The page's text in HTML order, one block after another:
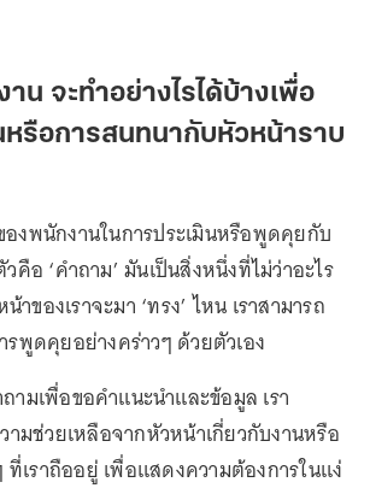
าน จะทำอย่างไรได้บ้างเพื่อ
หรือการสนทนากับหัวหน้าราบ
งพนักงานในการประเมินหรือพูดคุยกับ
อ ‘คำถาม’ มันเป็นสิ่งหนึ่งที่ไม่ว่าอะไร
าของเราจะมา ‘ทรง’ ไหน เราสามารถ
พูดคุยอย่างคร่าวๆ ด้วยตัวเอง
ามเพื่อขอคำแนะนำและข้อมูล เรา
ามช่วยเหลือจากหัวหน้าเกี่ยวกับงานหรือ
ที่เราถืออยู่ เพื่อแสดงความต้องการในแง่